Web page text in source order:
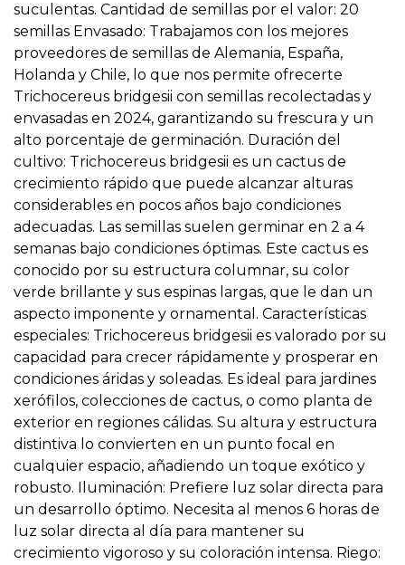
suculentas. Cantidad de semillas por el valor: 20
semillas Envasado: Trabajamos con los mejores
proveedores de semillas de Alemania, España,
Holanda y Chile, lo que nos permite ofrecerte
Trichocereus bridgesii con semillas recolectadas y
envasadas en 2024, garantizando su frescura y un
alto porcentaje de germinación. Duración del
cultivo: Trichocereus bridgesii es un cactus de
crecimiento rápido que puede alcanzar alturas
considerables en pocos años bajo condiciones
adecuadas. Las semillas suelen germinar en 2 a 4
semanas bajo condiciones óptimas. Este cactus es
conocido por su estructura columnar, su color
verde brillante y sus espinas largas, que le dan un
aspecto imponente y ornamental. Características
especiales: Trichocereus bridgesii es valorado por su
capacidad para crecer rápidamente y prosperar en
condiciones áridas y soleadas. Es ideal para jardines
xerófilos, colecciones de cactus, o como planta de
exterior en regiones cálidas. Su altura y estructura
distintiva lo convierten en un punto focal en
cualquier espacio, añadiendo un toque exótico y
robusto. Iluminación: Prefiere luz solar directa para
un desarrollo óptimo. Necesita al menos 6 horas de
luz solar directa al día para mantener su
crecimiento vigoroso y su coloración intensa. Riego: